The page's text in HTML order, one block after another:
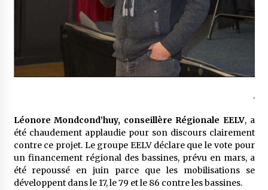
.
Léonore Mondcond’huy, conseillère Régionale EELV, a
été chaudement applaudie pour son discours clairement
contre ce projet. Le groupe EELV déclare que le vote pour
un financement régional des bassines, prévu en mars, a
été repoussé en juin parce que les mobilisations se
développent dans le 17, le 79 et le 86 contre les bassines.